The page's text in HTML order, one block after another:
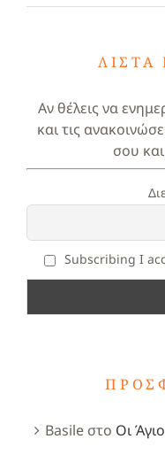
Αν θέλεις να
και τις
σου
Subscribing I
Basileστο Οι